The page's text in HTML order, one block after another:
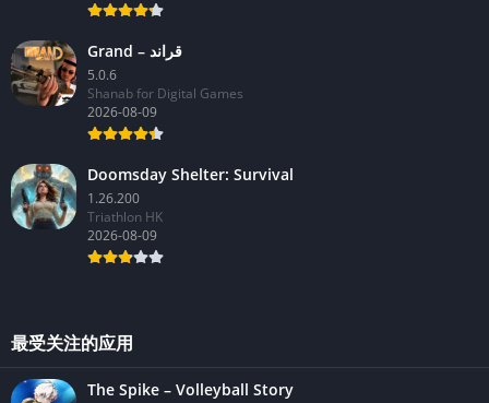
Grand – قراند
5.0.6
Shanab for Digital Games
2026-08-09
Doomsday Shelter: Survival
1.26.200
Triathlon HK
2026-08-09
最受关注的应用
The Spike – Volleyball Story